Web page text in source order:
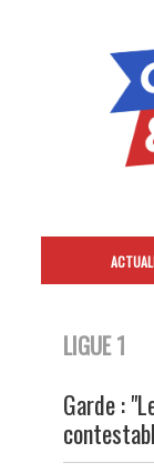
LIGUE 1
Garde :